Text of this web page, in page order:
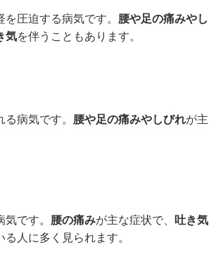
圧迫する病気です。 腰や足の痛みやし
気を伴うこともあります。
病気です。 腰や足の痛みやしびれが主
です。 腰の痛みが主な症状で、
吐き気
人に多く見られます。